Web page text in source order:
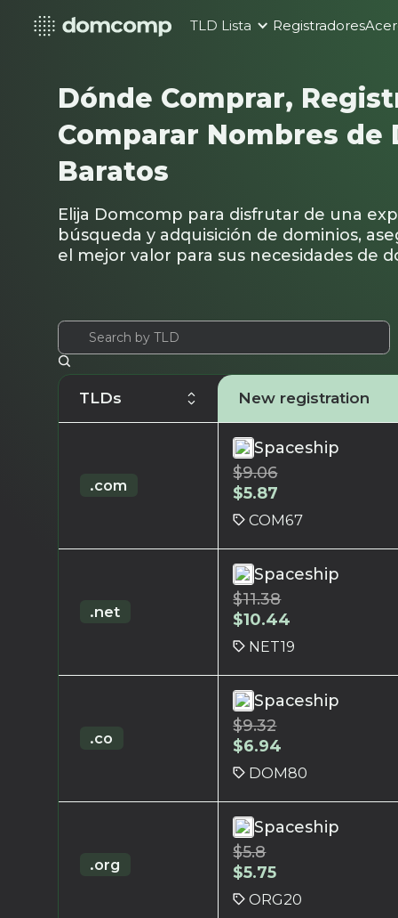
TLD Lista Registradores
Dónde Comprar,
Comparar Nombres de
Baratos
Elija Domcomp para disfrutar de una
búsqueda y adquisición de dominios,
el mejor valor para sus necesidades de
TLDs New registration
.com
Spaceship
$9.06
$5.87
COM67
.net
Spaceship
$11.38
$10.44
NET19
.co
Spaceship
$9.32
$6.94
DOM80
.org
Spaceship
$5.8
$5.75
ORG20